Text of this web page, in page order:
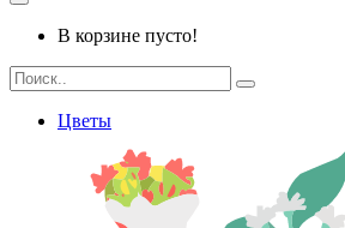
В корзине пусто!
Цветы